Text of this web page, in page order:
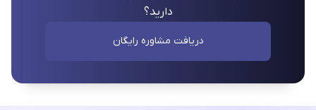
دارید؟
دریافت مشاوره رایگان